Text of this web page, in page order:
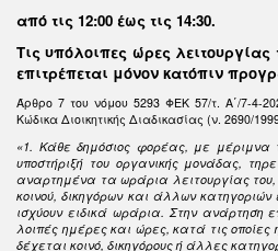
από τις 12:00 έως τις 14:30.
Τις υπόλοιπες ώρες λειτουργίας
επιτρέπεται μόνον κατόπιν
Άρθρο 7 του νόμου 5293 ΦΕΚ 57/τ. Α΄/7-4-
Κώδικα Διοικητικής Διαδικασίας (ν. 2690/
«1. Κάθε δημόσιος φορέας, με μέριμνα
υποστήριξή του οργανικής μονάδας,
αναρτημένα τα ωράρια λειτουργίας
κοινού, δικηγόρων και άλλων
ισχύουν ειδικά ωράρια. Στην ανάρτηση
λοιπές ημέρες και ώρες, κατά τις οποίες
δέχεται κοινό, δικηγόρους ή άλλες